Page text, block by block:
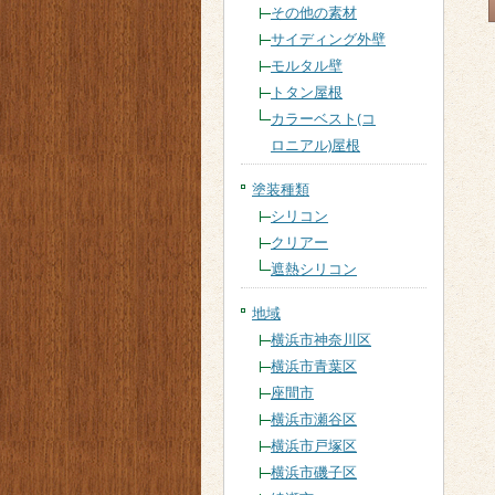
その他の素材
サイディング外壁
モルタル壁
トタン屋根
カラーベスト(コ
ロニアル)屋根
塗装種類
シリコン
クリアー
遮熱シリコン
地域
横浜市神奈川区
横浜市青葉区
座間市
横浜市瀬谷区
横浜市戸塚区
横浜市磯子区